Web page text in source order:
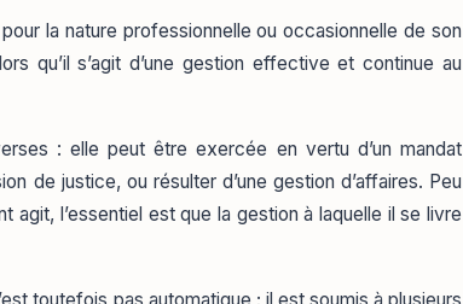
la nature professionnelle ou occasionnelle de son
qu’il s’agit d’une gestion effective et continue au
: elle peut être exercée en vertu d’un mandat
de justice, ou résulter d’une gestion d’affaires. Peu
agit, l’essentiel est que la gestion à laquelle il se livre